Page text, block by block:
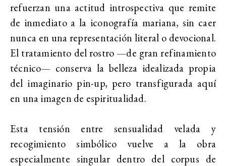
refuerzan una actitud introspectiva que remite
de inmediato a la iconografía mariana, sin caer
nunca en una representación literal o devocional.
El tratamiento del rostro —de gran refinamiento
técnico— conserva la belleza idealizada propia
del imaginario pin-up, pero transfigurada aquí
en una imagen de espiritualidad.
Esta tensión entre sensualidad velada y
recogimiento simbólico vuelve a la obra
especialmente singular dentro del corpus de